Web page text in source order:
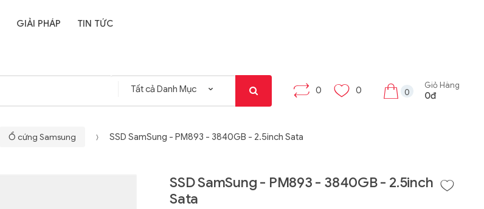
GIẢI PHÁP
TIN TỨC
0 0 0
Giỏ Hàng
0đ
Ổ cứng Samsung SSD SamSung - PM893 - 3840GB - 2.5inch Sata
SSD SamSung - PM893 - 3840GB - 2.5inch
Sata